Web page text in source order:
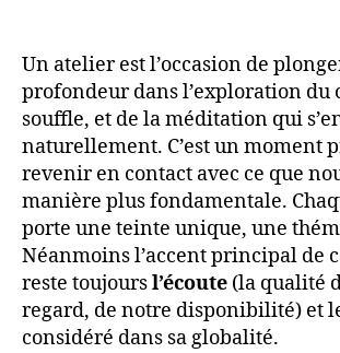
Un atelier est l’occasion de
profondeur dans l’exploration du
souffle, et de la méditation qui
naturellement. C’est un moment
revenir en contact avec ce que
manière plus fondamentale.
porte une teinte unique, une
Néanmoins l’accent principal de
reste toujoursl’écoute (la qualité
regard, de notre disponibilité) et
considéré dans sa globalité.